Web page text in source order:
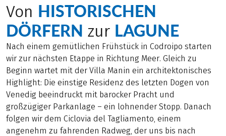
Von HISTORISCHEN
DÖRFERN zur LAGUNE
Nach einem gemütlichen Frühstück in Codroipo starten
wir zur nächsten Etappe in Richtung Meer. Gleich zu
Beginn wartet mit der Villa Manin ein architektonisches
Highlight: Die einstige Residenz des letzten Dogen von
Venedig beeindruckt mit barocker Pracht und
großzügiger Parkanlage – ein lohnender Stopp. Danach
folgen wir dem Ciclovia del Tagliamento, einem
angenehm zu fahrenden Radweg, der uns bis nach